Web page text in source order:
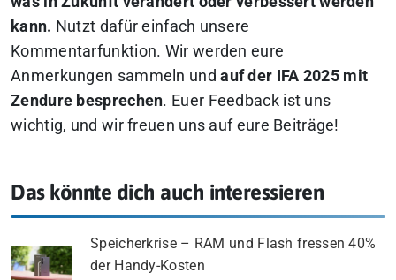
kann. Nutzt dafür einfach unsere
Kommentarfunktion. Wir werden eure
Anmerkungen sammeln undauf der IFA 2025 mit
Zendure besprechen. Euer Feedback ist uns
wichtig, und wir freuen uns auf eure Beiträge!
Das könnte dich auch interessieren
Speicherkrise – RAM und Flash fressen 40%
der Handy-Kosten